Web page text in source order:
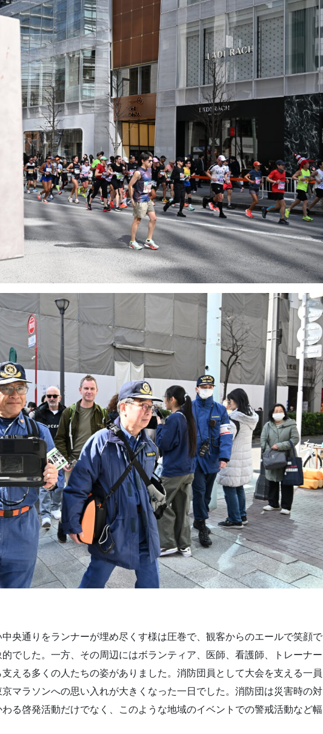
央通りをランナーが埋め尽くす様は圧巻で、観客からのエールで笑顔で
でした。一方、その周辺にはボランティア、医師、看護師、トレーナー
える多くの人たちの姿がありました。消防団員として大会を支える一員
マラソンへの思い入れが大きくなった一日でした。消防団は災害時の対
る啓発活動だけでなく、このような地域のイベントでの警戒活動など幅